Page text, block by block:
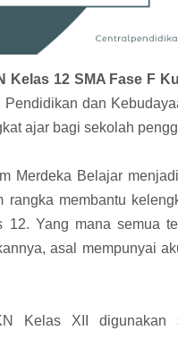
Kelas 12 SMA Fase F
Pendidikan dan
ajar bagi sekolah
Merdeka Belajar menjadi
rangka membantu
12. Yang mana semua
asal mempunyai
Kelas XII digunakan